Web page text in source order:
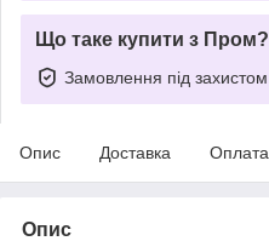
Що таке купити з Пром?
Замовлення під захистом
Опис Доставка Оплата
Опис